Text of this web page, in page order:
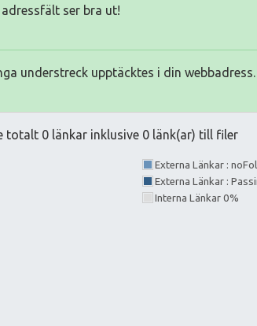
adressfält ser bra ut!
understreck upptäcktes i din webbadress.
totalt 0 länkar inklusive 0 länk(ar) till filer
Externa Länkar :
Externa Länkar :
Interna Länkar 0%